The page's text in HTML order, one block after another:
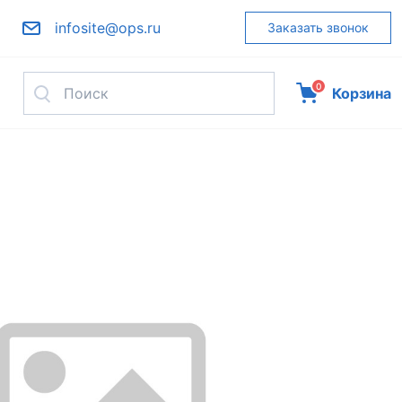
infosite@ops.ru Заказать звонок
0 Корзина